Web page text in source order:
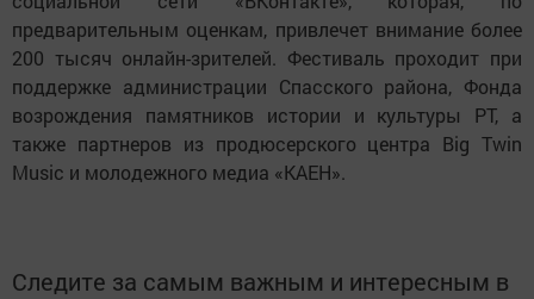
предварительным оценкам, привлечет внимание более
200 тысяч онлайн-зрителей. Фестиваль проходит при
поддержке администрации Спасского района, Фонда
возрождения памятников истории и культуры РТ, а
также партнеров из продюсерского центра Big Twin
Music и молодежного медиа «КАЕН».
Следите за самым важным и интересным в